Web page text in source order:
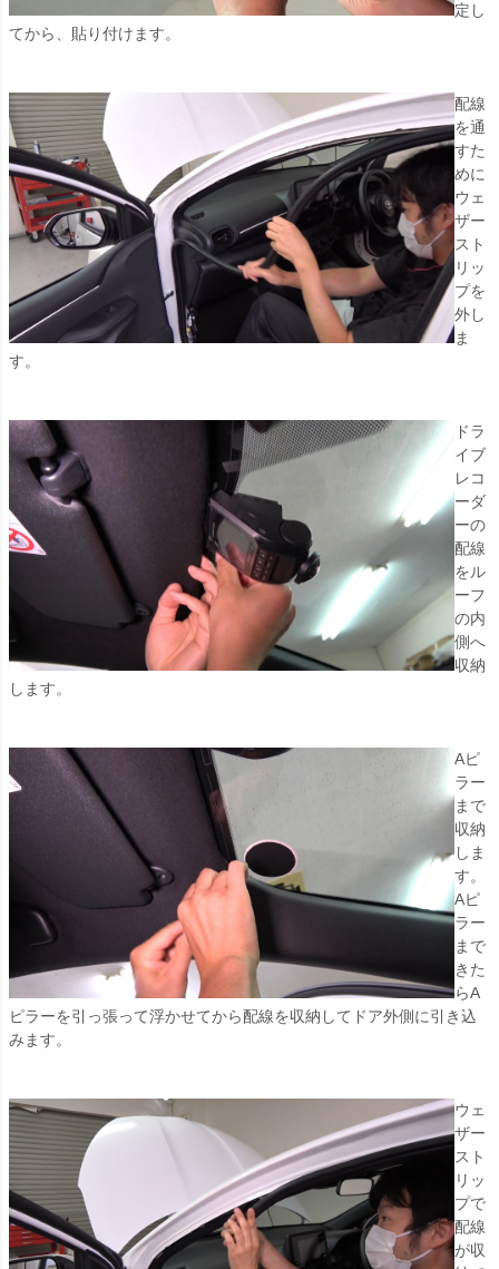
定し
てから、貼り付けます。
配線
を通
すた
めに
ウェ
ザー
スト
リッ
プを
外し
ま
す。
ドラ
イブ
レコ
ーダ
ーの
配線
をル
ーフ
の内
側へ
収納
します。
Aピ
ラー
まで
収納
しま
す。
Aピ
ラー
まで
きた
らA
ピラーを引っ張って浮かせてから配線を収納してドア外側に引き込
みます。
ウェ
ザー
スト
リッ
プで
配線
が収